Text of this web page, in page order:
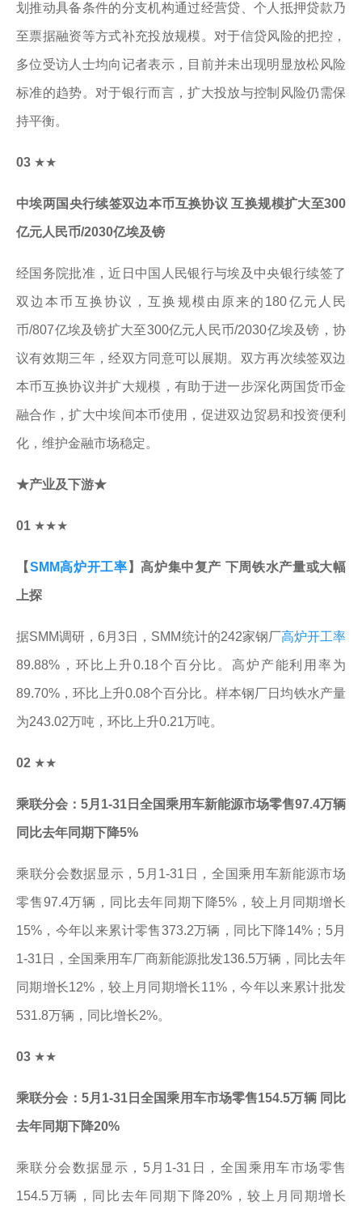
划推动具备条件的分支机构通过经营贷、个人抵押贷款乃
至票据融资等方式补充投放规模。对于信贷风险的把控，
多位受访人士均向记者表示，目前并未出现明显放松风险
标准的趋势。对于银行而言，扩大投放与控制风险仍需保
持平衡。
03 ★★
中埃两国央行续签双边本币互换协议 互换规模扩大至300
亿元人民币/2030亿埃及镑
经国务院批准，近日中国人民银行与埃及中央银行续签了
双边本币互换协议，互换规模由原来的180亿元人民
币/807亿埃及镑扩大至300亿元人民币/2030亿埃及镑，协
议有效期三年，经双方同意可以展期。双方再次续签双边
本币互换协议并扩大规模，有助于进一步深化两国货币金
融合作，扩大中埃间本币使用，促进双边贸易和投资便利
化，维护金融市场稳定。
★产业及下游★
01 ★★★
【SMM高炉开工率 】高炉集中复产 下周铁水产量或大幅
上探
据SMM调研，6月3日，SMM统计的242家钢厂高炉开工率
89.88%，环比上升0.18个百分比。高炉产能利用率为
89.70%，环比上升0.08个百分比。样本钢厂日均铁水产量
为243.02万吨，环比上升0.21万吨。
02 ★★
乘联分会：5月1-31日全国乘用车新能源市场零售97.4万辆
同比去年同期下降5%
乘联分会数据显示，5月1-31日，全国乘用车新能源市场
零售97.4万辆，同比去年同期下降5%，较上月同期增长
15%，今年以来累计零售373.2万辆，同比下降14%；5月
1-31日，全国乘用车厂商新能源批发136.5万辆，同比去年
同期增长12%，较上月同期增长11%，今年以来累计批发
531.8万辆，同比增长2%。
03 ★★
乘联分会：5月1-31日全国乘用车市场零售154.5万辆 同比
去年同期下降20%
乘联分会数据显示，5月1-31日，全国乘用车市场零售
154.5万辆，同比去年同期下降20%，较上月同期增长